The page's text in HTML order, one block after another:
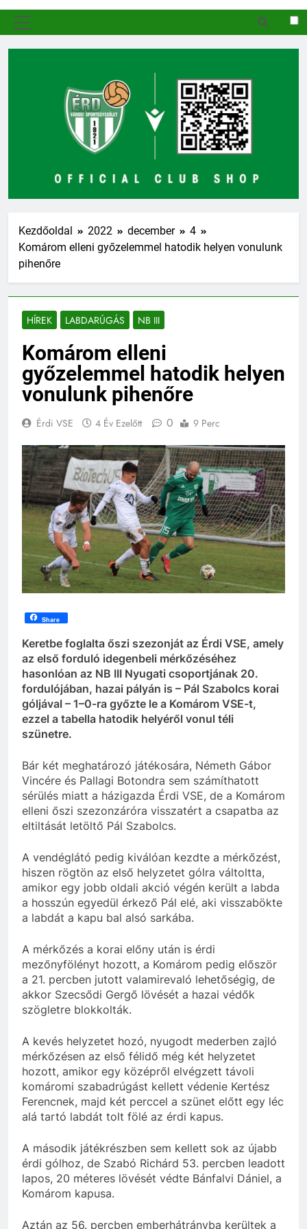
Kezdőoldal 2022 december
4
Komárom elleni győzelemmel hatodik helyen vonulunk
pihenőre
HÍREK LABDARÚGÁS NB III
Komárom elleni
győzelemmel hatodik helyen
vonulunk pihenőre
Érdi VSE 4 Év Ezelőtt 0 9 Perc
Share
Keretbe foglalta őszi szezonját az Érdi VSE, amely
az első forduló idegenbeli mérkőzéséhez
hasonlóan az NB III Nyugati csoportjának 20.
fordulójában, hazai pályán is – Pál Szabolcs korai
góljával – 1–0-ra győzte le a Komárom VSE-t,
ezzel a tabella hatodik helyéről vonul téli
szünetre.
Bár két meghatározó játékosára, Németh Gábor
Vincére és Pallagi Botondra sem számíthatott
sérülés miatt a házigazda Érdi VSE, de a Komárom
elleni őszi szezonzáróra visszatért a csapatba az
eltiltását letöltő Pál Szabolcs.
A vendéglátó pedig kiválóan kezdte a mérkőzést,
hiszen rögtön az első helyzetet gólra váltoltta,
amikor egy jobb oldali akció végén került a labda
a hosszún egyedül érkező Pál elé, aki visszabökte
a labdát a kapu bal alsó sarkába.
A mérkőzés a korai előny után is érdi
mezőnyfölényt hozott, a Komárom pedig először
a 21. percben jutott valamirevaló lehetőségig, de
akkor Szecsődi Gergő lövését a hazai védők
szögletre blokkolták.
A kevés helyzetet hozó, nyugodt mederben zajló
mérkőzésen az első félidő még két helyzetet
hozott, amikor egy középről elvégzett távoli
komáromi szabadrúgást kellett védenie Kertész
Ferencnek, majd két perccel a szünet előtt egy léc
alá tartó labdát tolt fölé az érdi kapus.
A második játékrészben sem kellett sok az újabb
érdi gólhoz, de Szabó Richárd 53. percben leadott
lapos, 20 méteres lövését védte Bánfalvi Dániel, a
Komárom kapusa.
Aztán az 56. percben emberhátrányba kerültek a